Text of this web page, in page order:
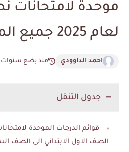
موحدة لامتحانات
لعام 2025 جميع المراحل
احمد الداوودي منذ بضع سنوات
جدول التنقل
قوائم الدرجات الموحدة
الصف الاول الابتدائي الى الصف